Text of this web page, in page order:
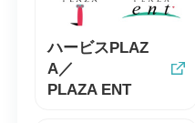
ハービスPLAZ
A／
PLAZA ENT